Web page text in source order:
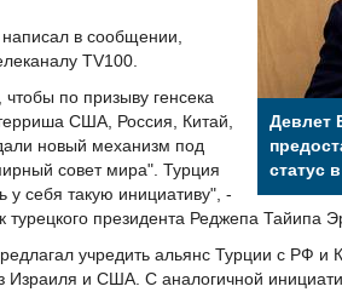
Девлет
статус
в сообщении,
TV100.
по призыву генсека
США, Россия, Китай,
новый механизм под
совет мира". Турция
у себя такую инициативу", -
турецкого президента Реджепа Тайипа
учредить альянс Турции с РФ и
Израиля и США. С аналогичной